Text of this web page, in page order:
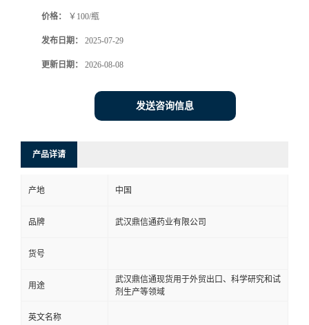
价格： ￥100/瓶
发布日期： 2025-07-29
更新日期： 2026-08-08
发送咨询信息
产品详请
产地 中国
品牌 武汉鼎信通药业有限公司
货号
用途
武汉鼎信通现货用于外贸出口、科学研究和试
剂生产等领域
英文名称